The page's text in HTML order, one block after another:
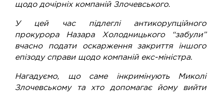
щодо дочірніх компаній Злочевського.
У цей час підлеглі антикорупційного
прокурора Назара Холодницького “забули”
вчасно подати оскарження закриття іншого
епізоду справи щодо компаній екс-міністра.
Нагадуємо, що саме інкримінують Миколі
Злочевському та хто допомагає йому вийти